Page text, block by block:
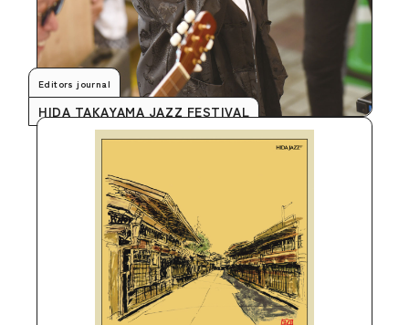
Editors journal
HIDA TAKAYAMA JAZZ FESTIVAL